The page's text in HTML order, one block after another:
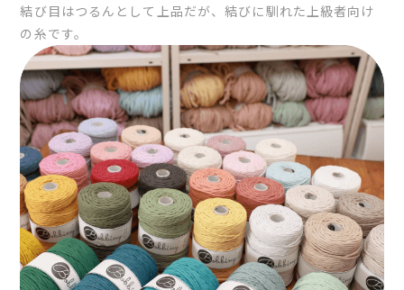
結び目はつるんとして上品だが、結びに馴れた上級者向け
の糸です。